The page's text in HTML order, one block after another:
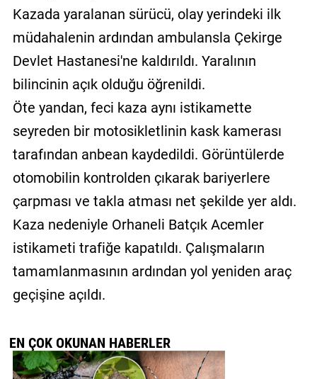
Kazada yaralanan sürücü, olay yerindeki ilk
müdahalenin ardından ambulansla Çekirge
Devlet Hastanesi'ne kaldırıldı. Yaralının
bilincinin açık olduğu öğrenildi.
Öte yandan, feci kaza aynı istikamette
seyreden bir motosikletlinin kask kamerası
tarafından anbean kaydedildi. Görüntülerde
otomobilin kontrolden çıkarak bariyerlere
çarpması ve takla atması net şekilde yer aldı.
Kaza nedeniyle Orhaneli Batçık Acemler
istikameti trafiğe kapatıldı. Çalışmaların
tamamlanmasının ardından yol yeniden araç
geçişine açıldı.
EN ÇOK OKUNAN HABERLER